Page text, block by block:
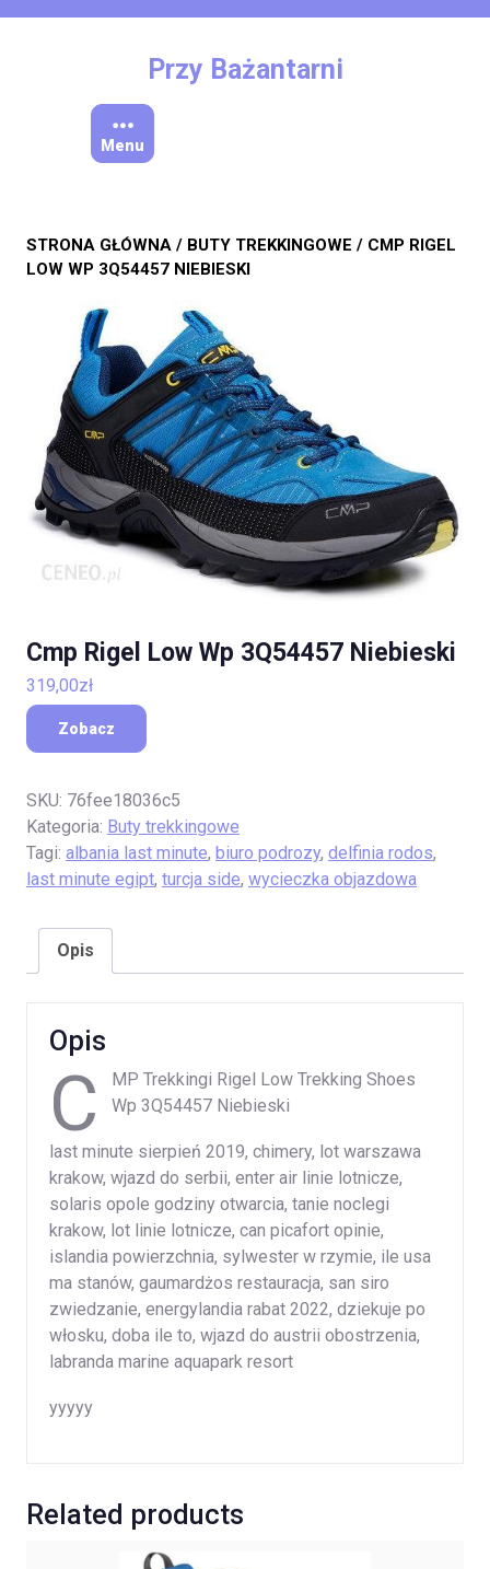
Przy Bażantarni
Menu
STRONA GŁÓWNA / BUTY TREKKINGOWE / CMP RIGEL
LOW WP 3Q54457 NIEBIESKI
Cmp Rigel Low Wp 3Q54457 Niebieski
319,00zł
Zobacz
SKU: 76fee18036c5
Kategoria: Buty trekkingowe
Tagi: albania last minute, biuro podrozy, delfinia rodos,
last minute egipt, turcja side, wycieczka objazdowa
Opis
Opis
C
MP Trekkingi Rigel Low Trekking Shoes
Wp 3Q54457 Niebieski
last minute sierpień 2019, chimery, lot warszawa
krakow, wjazd do serbii, enter air linie lotnicze,
solaris opole godziny otwarcia, tanie noclegi
krakow, lot linie lotnicze, can picafort opinie,
islandia powierzchnia, sylwester w rzymie, ile usa
ma stanów, gaumardżos restauracja, san siro
zwiedzanie, energylandia rabat 2022, dziekuje po
włosku, doba ile to, wjazd do austrii obostrzenia,
labranda marine aquapark resort
yyyyy
Related products